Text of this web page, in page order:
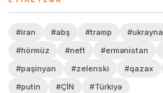
#iran #abş #tramp #ukrayna
#hörmüz
#neft #ermənistan
#paşinyan
#zelenski #qazax
#putin
#ÇİN #Türkiyə